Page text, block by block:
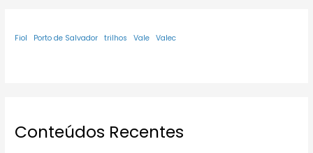
Fiol Porto de Salvador trilhos Vale Valec
Conteúdos Recentes